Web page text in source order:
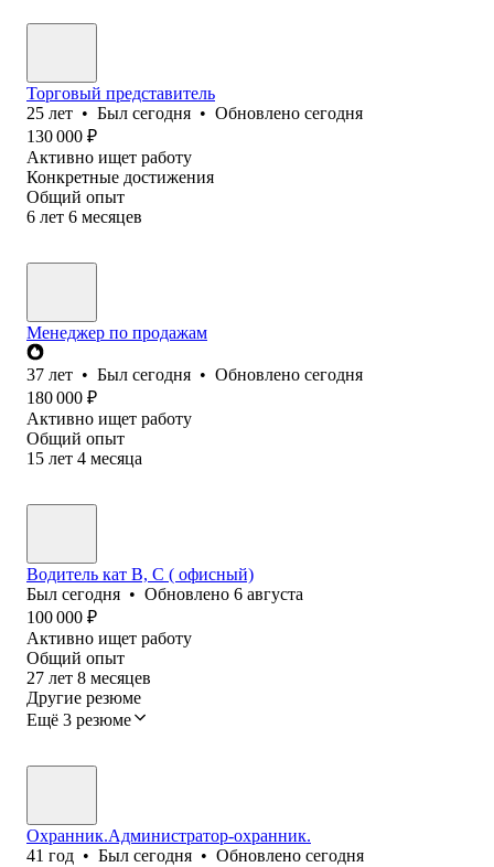
Торговый представитель
25 лет • Был сегодня • Обновлено сегодня
130 000 ₽
Активно ищет работу
Конкретные достижения
Общий опыт
6 лет 6 месяцев
Менеджер по продажам
37 лет • Был сегодня • Обновлено сегодня
180 000 ₽
Активно ищет работу
Общий опыт
15 лет 4 месяца
Водитель кат В, С ( офисный)
Был сегодня • Обновлено 6 августа
100 000 ₽
Активно ищет работу
Общий опыт
27 лет 8 месяцев
Другие резюме
Ещё 3 резюме
Охранник.Администратор-охранник.
41 год • Был сегодня • Обновлено сегодня